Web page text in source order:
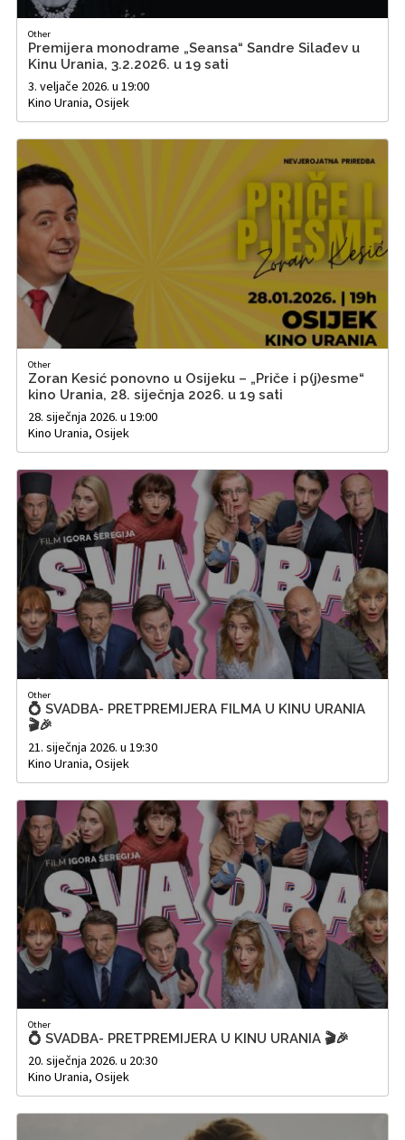
Other
Premijera monodrame „Seansa“ Sandre Silađev u
Kinu Urania, 3.2.2026. u 19 sati
3. veljače 2026. u 19:00
Kino Urania, Osijek
Other
Zoran Kesić ponovno u Osijeku – „Priče i p(j)esme“
kino Urania, 28. siječnja 2026. u 19 sati
28. siječnja 2026. u 19:00
Kino Urania, Osijek
Other
💍 SVADBA- PRETPREMIJERA FILMA U KINU URANIA
🎬🎉
21. siječnja 2026. u 19:30
Kino Urania, Osijek
Other
💍 SVADBA- PRETPREMIJERA U KINU URANIA 🎬🎉
20. siječnja 2026. u 20:30
Kino Urania, Osijek